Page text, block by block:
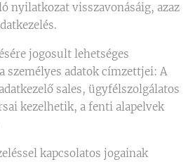
nyilatkozat visszavonásáig, azaz
jogosult lehetséges
személyes adatok címzettjei: A
sales, ügyfélszolgálatos
kezelhetik, a fenti alapelvek
kapcsolatos jogainak